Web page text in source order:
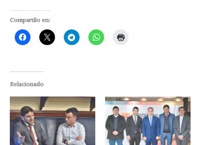
Compartilo en:
Relacionado